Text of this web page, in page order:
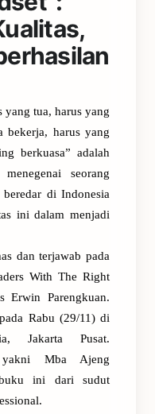
yang tua, harus yang
bekerja, harus yang
berkuasa” adalah
seorang
di Indonesia
ini dalam menjadi
dan terjawab pada
With The Right
Erwin Parengkuan.
Rabu (29/11) di
Jakarta Pusat.
yakni Mba Ajeng
ini dari sudut